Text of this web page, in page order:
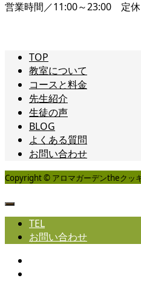
営業時間／11:00～23:00 定休
TOP
教室について
コースと料金
先生紹介
生徒の声
BLOG
よくある質問
お問い合わせ
Copyright © アロマガーデンtheクッ
TEL
お問い合わせ